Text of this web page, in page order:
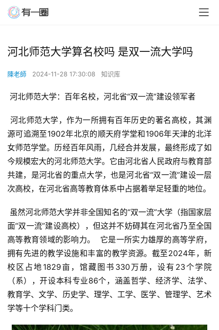
河北师范大学算名校吗 是双一流大学吗
陳老師 2024-11-28 17:30:08 知识库
河北师范大学：百年名校，河北省“双一流”建设领军者
源可追溯至1902年北京的顺天府学堂和1906年天津的北洋
女师范学堂。历经百年风雨，几经合并发展，最终形成了如
今规模宏大的河北师范大学。它由河北省人民政府与教育部
共建，是河北省的重点大学，也是河北省“双一流”建设一层
次高校，在河北省高等教育体系中占据着举足轻重的地位。
面“双一流”建设高校），但这并不妨碍其在河北省乃至全国
高等教育领域的影响力。  它是一所实力雄厚的高等学府，
拥有先进的教学设施和丰富的教学资源。截至2024年，新
校区占地1829亩，馆藏图书330万册，设有23个学院
（系），开设本科专业86个，涵盖哲学、经济学、法学、
教育学、文学、历史学、理学、工学、医学、管理学、艺术
学等十个学科门类。